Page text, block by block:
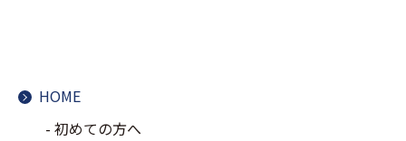
HOME
初めての方へ